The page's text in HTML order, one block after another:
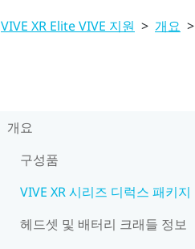
VIVE XR Elite VIVE 지원 > 개요 >
개요
구성품
VIVE XR 시리즈 디럭스 패키지
헤드셋 및 배터리 크래들 정보